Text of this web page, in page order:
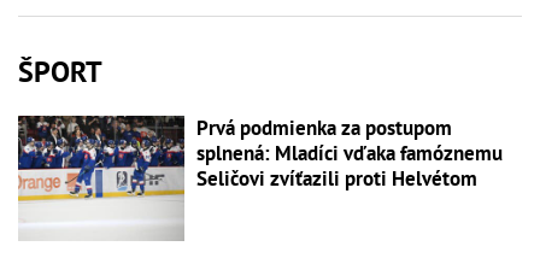
ŠPORT
Prvá podmienka za postupom
splnená: Mladíci vďaka famóznemu
Seličovi zvíťazili proti Helvétom